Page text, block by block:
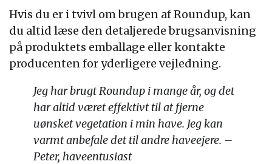
Hvis du er i tvivl om brugen af Roundup, kan
du altid læse den detaljerede brugsanvisning
på produktets emballage eller kontakte
producenten for yderligere vejledning.
Jeg har brugt Roundup i mange år, og det
har altid været effektivt til at fjerne
uønsket vegetation i min have. Jeg kan
varmt anbefale det til andre haveejere. –
Peter, haveentusiast